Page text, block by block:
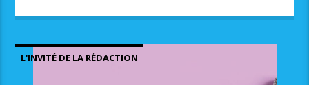
L'INVITÉ DE LA RÉDACTION